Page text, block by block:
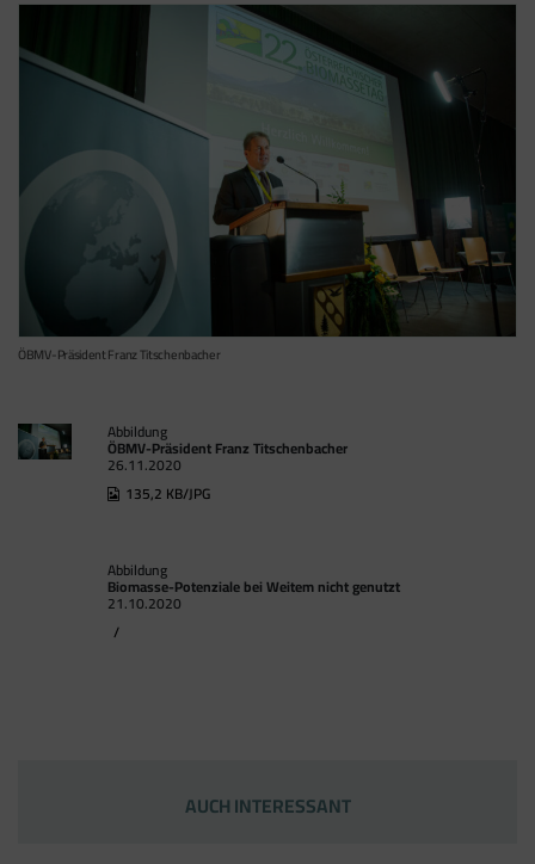
ÖBMV-Präsident Franz Titschenbacher
Abbildung
ÖBMV-Präsident Franz Titschenbacher
26.11.2020
135,2 KB/JPG
Abbildung
Biomasse-Potenziale bei Weitem nicht genutzt
21.10.2020
/
AUCH INTERESSANT
Cookies stammen aber von Google Analytics
und nicht vom Tag Manager selbst.